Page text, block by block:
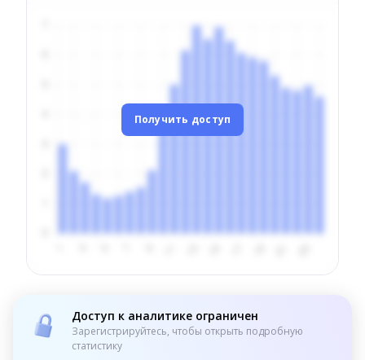
Получить доступ
Доступ к аналитике ограничен
Зарегистрируйтесь, чтобы открыть подробную
статистику